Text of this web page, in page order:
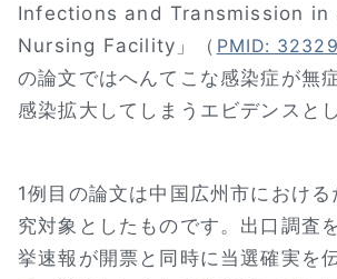
Infections and Transmission in
Nursing Facility」（ PMID:
の論文ではへんてこな感染症が無
感染拡大してしまうエビデンスと
1例目の論文は中国広州市におけ
究対象としたものです。出口調査
挙速報が開票と同時に当選確実を